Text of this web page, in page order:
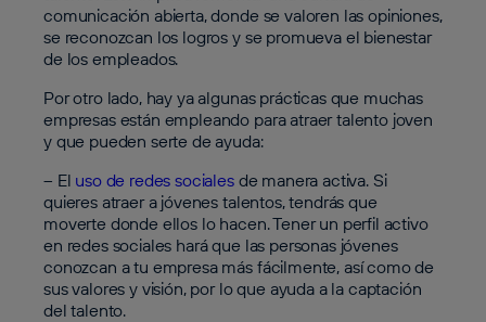
comunicación abierta, donde se valoren las opiniones,
se reconozcan los logros y se promueva el bienestar
de los empleados.
Por otro lado, hay ya algunas prácticas que muchas
empresas están empleando para atraer talento joven
y que pueden serte de ayuda:
– El uso de redes socialesde manera activa. Si
quieres atraer a jóvenes talentos, tendrás que
moverte donde ellos lo hacen. Tener un perfil activo
en redes sociales hará que las personas jóvenes
conozcan a tu empresa más fácilmente, así como de
sus valores y visión, por lo que ayuda a la captación
del talento.